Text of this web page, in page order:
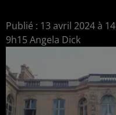
Publié : 13 avril 2024 à
9h15 Angela Dick